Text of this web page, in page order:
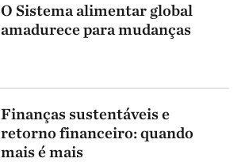
O Sistema alimentar global
amadurece para mudanças
Finanças sustentáveis e
retorno financeiro: quando
mais é mais